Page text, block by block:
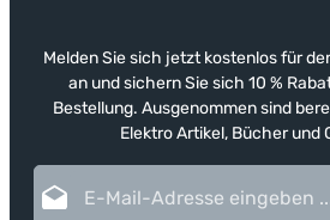
Melden Sie sich jetzt kostenlos für
an und sichern Sie sich 10 %
Bestellung. Ausgenommen sind
Elektro Artikel, Bücher und